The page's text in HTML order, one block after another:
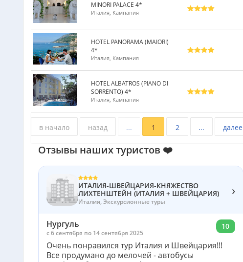
MINORI PALACE 4*
Италия, Кампания
HOTEL PANORAMA (MAIORI)
4*
Италия, Кампания
HOTEL ALBATROS (PIANO DI
SORRENTO) 4*
Италия, Кампания
в начало назад ... 1 2 ... далее
Отзывы наших туристов ❤️
ИТАЛИЯ-ШВЕЙЦАРИЯ-КНЯЖЕСТВО
ЛИХТЕНШТЕЙН (ИТАЛИЯ + ШВЕЙЦАРИЯ)
Италия, Экскурсионные туры
›
Нургуль
c 6 сентября по 14 сентября 2025
10
Очень понравился тур Италия и Швейцария!!!
Все продумано до мелочей - автобусы